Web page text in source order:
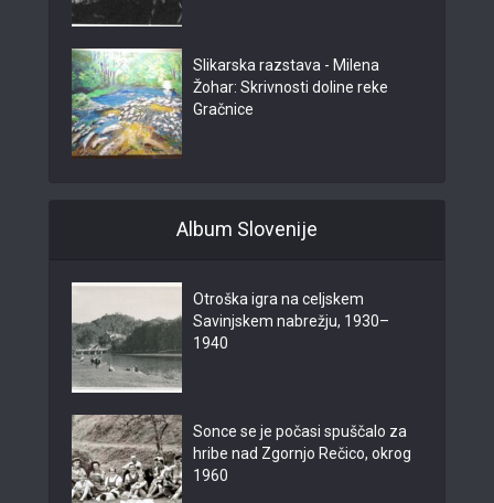
Slikarska razstava - Milena
Žohar: Skrivnosti doline reke
Gračnice
Album Slovenije
Otroška igra na celjskem
Savinjskem nabrežju, 1930–
1940
Sonce se je počasi spuščalo za
hribe nad Zgornjo Rečico, okrog
1960